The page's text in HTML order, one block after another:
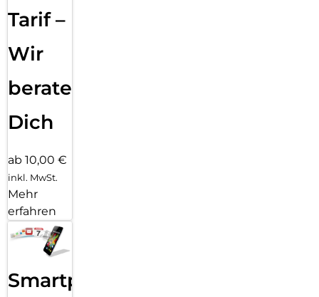
Tarif –
Wir
beraten
Dich
ab 10,00 €
inkl. MwSt.
Mehr
erfahren
Smartphone